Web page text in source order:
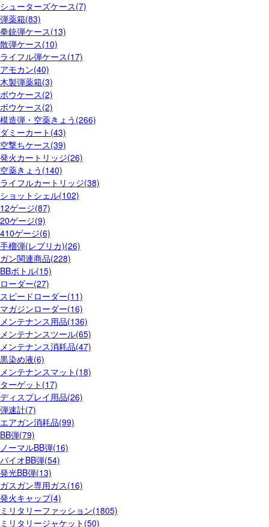
シューターズケース(7)
弾薬箱(83)
拳銃弾ケース(13)
散弾ケース(10)
ライフル弾ケース(17)
アモカン(40)
木製弾薬箱(3)
ボウケース(2)
ボウケース(2)
模造弾・空薬きょう(266)
ダミーカート(43)
空撃ちケース(39)
発火カートリッジ(26)
空薬きょう(140)
ライフルカートリッジ(38)
ショットシェル(102)
12ゲージ(87)
20ゲージ(9)
410ゲージ(6)
手榴弾(レプリカ)(26)
ガン関連商品(228)
BBボトル(15)
ローダー(27)
スピードローダー(11)
マガジンローダー(16)
メンテナンス用品(136)
メンテナンスツール(65)
メンテナンス消耗品(47)
黒染め液(6)
メンテナンスマット(18)
ターゲット(17)
ディスプレイ用品(26)
弾速計(7)
エアガン消耗品(99)
BB弾(79)
ノーマルBB弾(16)
バイオBB弾(54)
発光BB弾(13)
ガスガン専用ガス(16)
発火キャップ(4)
ミリタリーファッション(1805)
ミリタリージャケット(50)